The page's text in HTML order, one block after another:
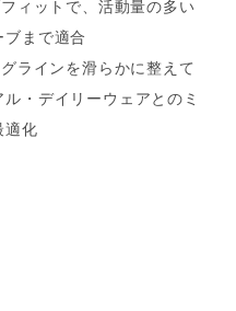
ィットで、活動量の多い
ブまで適合
ラインを滑らかに整えて
・デイリーウェアとのミ
適化